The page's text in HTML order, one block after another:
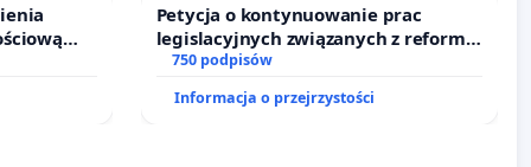
Petycja o kontynuowanie prac
legislacyjnych związanych z reformą
prawa rodzinnego
750 podpisów
Informacja o przejrzystości